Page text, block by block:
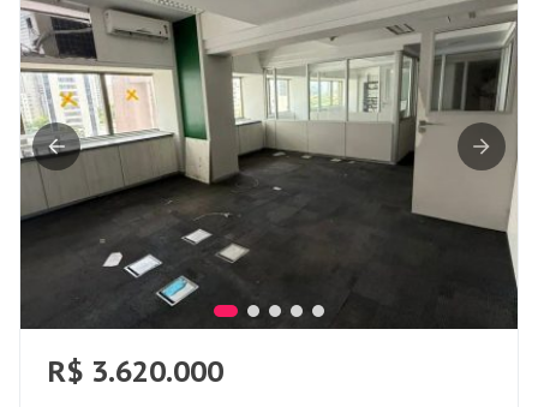
R$ 3.620.000